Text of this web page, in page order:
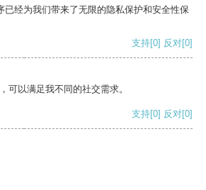
已经为我们带来了无限的隐私保护和安全性保
支持[0] 反对[0]
可以满足我不同的社交需求。
支持[0] 反对[0]